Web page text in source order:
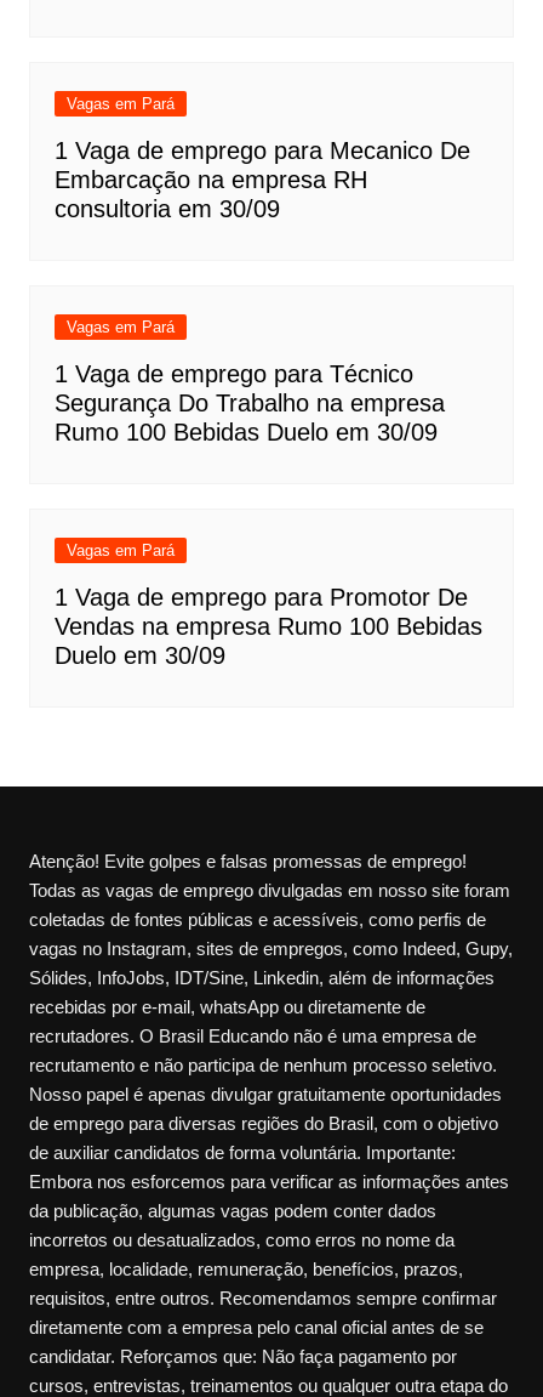
Vagas em Pará
1 Vaga de emprego para Mecanico De
Embarcação na empresa RH
consultoria em 30/09
Vagas em Pará
1 Vaga de emprego para Técnico
Segurança Do Trabalho na empresa
Rumo 100 Bebidas Duelo em 30/09
Vagas em Pará
1 Vaga de emprego para Promotor De
Vendas na empresa Rumo 100 Bebidas
Duelo em 30/09
Atenção! Evite golpes e falsas promessas de emprego!
Todas as vagas de emprego divulgadas em nosso site foram
coletadas de fontes públicas e acessíveis, como perfis de
vagas no Instagram, sites de empregos, como Indeed, Gupy,
Sólides, InfoJobs, IDT/Sine, Linkedin, além de informações
recebidas por e-mail, whatsApp ou diretamente de
recrutadores. O Brasil Educando não é uma empresa de
recrutamento e não participa de nenhum processo seletivo.
Nosso papel é apenas divulgar gratuitamente oportunidades
de emprego para diversas regiões do Brasil, com o objetivo
de auxiliar candidatos de forma voluntária. Importante:
Embora nos esforcemos para verificar as informações antes
da publicação, algumas vagas podem conter dados
incorretos ou desatualizados, como erros no nome da
empresa, localidade, remuneração, benefícios, prazos,
requisitos, entre outros. Recomendamos sempre confirmar
diretamente com a empresa pelo canal oficial antes de se
candidatar. Reforçamos que: Não faça pagamento por
cursos, entrevistas, treinamentos ou qualquer outra etapa do